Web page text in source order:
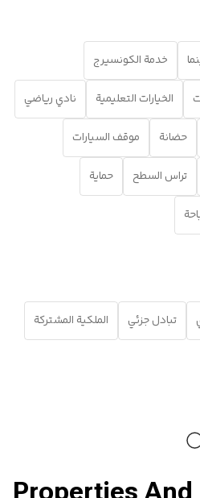
خدمة الكونسيرج
الخيارات التعليمية نادي رياضي
حضانة موقف السيارات
تراس السطح حماية
تبادل جزئي الملكية المشتركة